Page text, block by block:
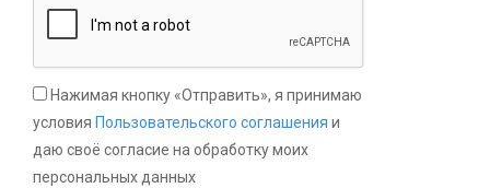
Нажимая кнопку «Отправить», я принимаю
условия Пользовательского соглашения и
даю своё согласие на обработку моих
персональных данных